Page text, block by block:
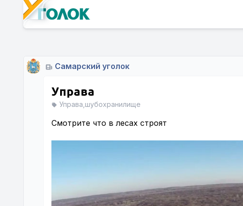
Самарский уголок
Управа
Управа,шубохранилище
Смотрите что в лесах строят